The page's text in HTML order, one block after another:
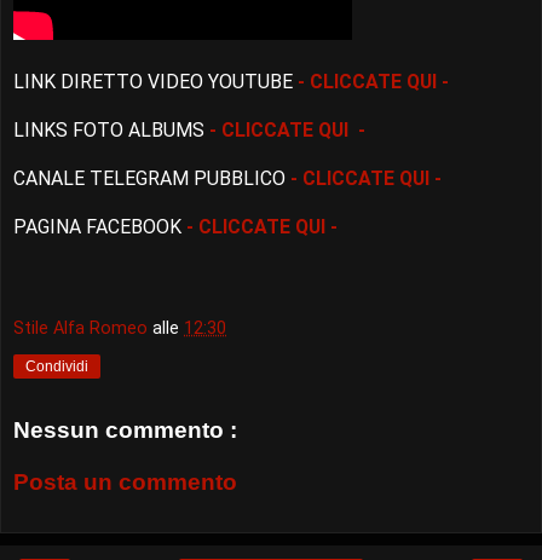
LINK DIRETTO VIDEO YOUTUBE - CLICCATE QUI -
LINKS FOTO ALBUMS - CLICCATE QUI -
CANALE TELEGRAM PUBBLICO - CLICCATE QUI -
PAGINA FACEBOOK - CLICCATE QUI -
Stile Alfa Romeo alle 12:30
Condividi
Nessun commento :
Posta un commento